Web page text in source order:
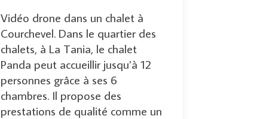
Vidéo drone dans un chalet à
Courchevel. Dans le quartier des
chalets, à La Tania, le chalet
Panda peut accueillir jusqu’à 12
personnes grâce à ses 6
chambres. Il propose des
prestations de qualité comme un